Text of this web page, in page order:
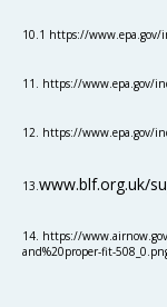
10.1 https://www.epa.gov/
11. https://www.epa.gov/
12. https://www.epa.gov/
13.www.blf.org.uk/
14. https://
and%20proper-fit-